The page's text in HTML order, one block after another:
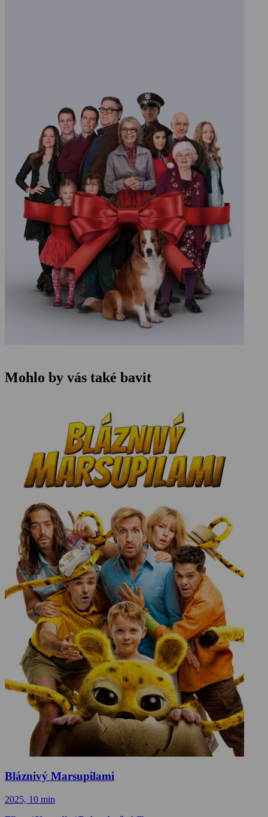
Mohlo by vás také bavit
Bláznivý Marsupilami
2025, 10 min